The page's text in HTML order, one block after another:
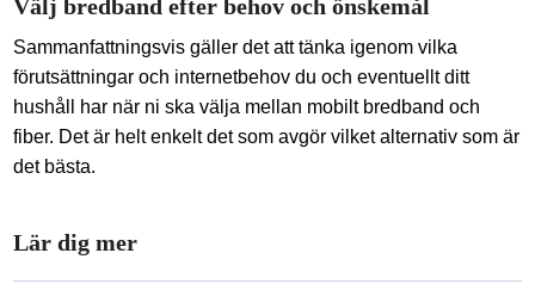
Välj bredband efter behov och önskemål
Sammanfattningsvis gäller det att tänka igenom vilka
förutsättningar och internetbehov du och eventuellt ditt
hushåll har när ni ska välja mellan mobilt bredband och
fiber. Det är helt enkelt det som avgör vilket alternativ som är
det bästa.
Lär dig mer